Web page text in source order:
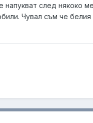
след някоко
Чувал съм че белия